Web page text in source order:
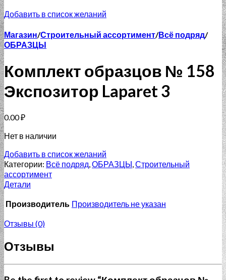
Добавить в список желаний
Магазин/Строительный ассортимент/Всё подряд/
ОБРАЗЦЫ
Комплект образцов № 158
Экспозитор Laparet 3
0.00₽
Нет в наличии
Добавить в список желаний
Категории: Всё подряд,ОБРАЗЦЫ,Строительный
ассортимент
Детали
Производитель Производитель не указан
Отзывы (0)
Отзывы